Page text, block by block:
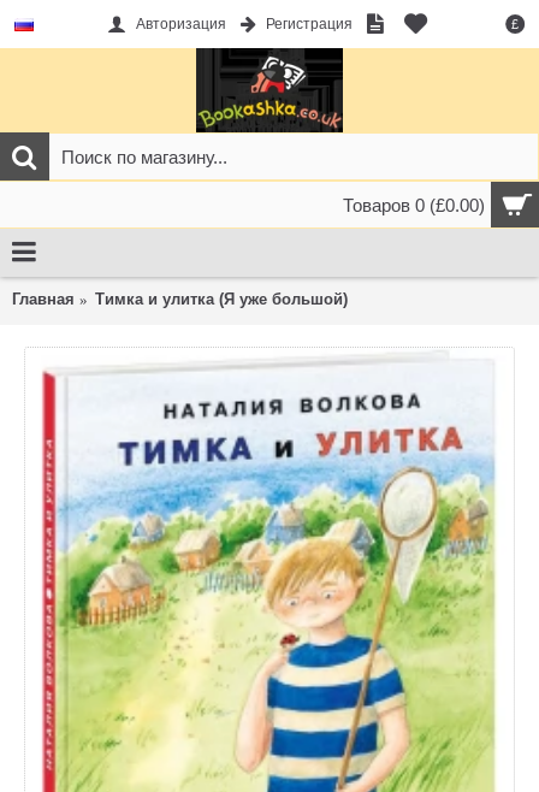
£
Авторизация Регистрация
Товаров 0 (£0.00)
Главная Тимка и улитка (Я уже большой)